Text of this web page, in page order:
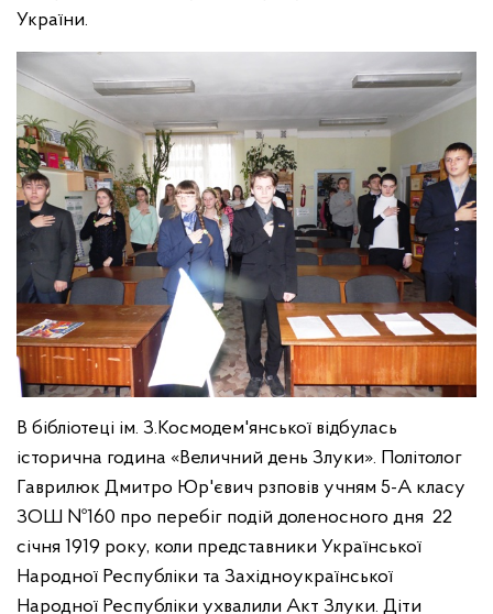
України.
В бібліотеці ім. З.Космодем'янської відбулась
історична година «Величний день Злуки». Політолог
Гаврилюк Дмитро Юр'євич рзповів учням 5-А класу
ЗОШ №160 про перебіг подій доленосного дня 22
січня 1919 року, коли представники Української
Народної Республіки та Західноукраїнської
Народної Республіки ухвалили Акт Злуки. Діти